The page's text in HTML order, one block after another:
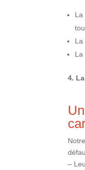
La
La
La
4.
–